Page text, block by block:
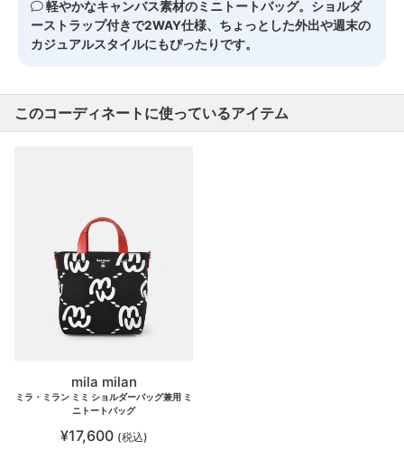
軽やかなキャンバス素材のミニトートバッグ。ショルダ
ーストラップ付きで2WAY仕様、ちょっとした外出や週末の
カジュアルスタイルにもぴったりです。
このコーディネートに使っているアイテム
mila milan
ミラ・ミラン ミミ ショルダーバッグ兼用 ミ
ニトートバッグ
¥17,600 (税込)